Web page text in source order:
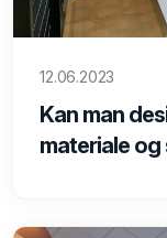
12.06.2023
Kan man
materiale